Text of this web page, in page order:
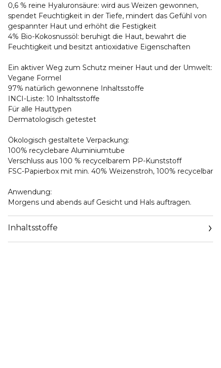
0,6 % reine Hyaluronsäure: wird aus Weizen gewonnen,
spendet Feuchtigkeit in der Tiefe, mindert das Gefühl von
gespannter Haut und erhöht die Festigkeit
4% Bio-Kokosnussöl: beruhigt die Haut, bewahrt die
Feuchtigkeit und besitzt antioxidative Eigenschaften
Ein aktiver Weg zum Schutz meiner Haut und der Umwelt:
Vegane Formel
97% natürlich gewonnene Inhaltsstoffe
INCI-Liste: 10 Inhaltsstoffe
Für alle Hauttypen
Dermatologisch getestet
Ökologisch gestaltete Verpackung:
100% recyclebare Aluminiumtube
Verschluss aus 100 % recycelbarem PP-Kunststoff
FSC-Papierbox mit min. 40% Weizenstroh, 100% recycelbar
Anwendung:
Morgens und abends auf Gesicht und Hals auftragen.
Inhaltsstoffe